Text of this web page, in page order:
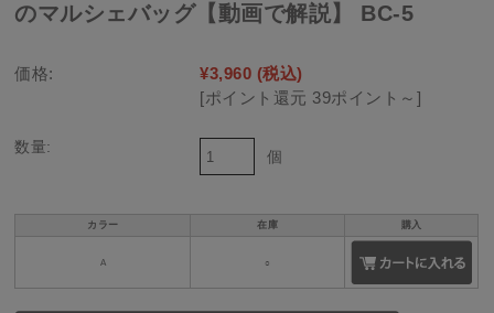
のマルシェバッグ【動画で解説】 BC-5
価格: ¥3,960 (税込)
[ポイント還元 39ポイント～]
数量:
個
カラー 在庫 購入
A ○